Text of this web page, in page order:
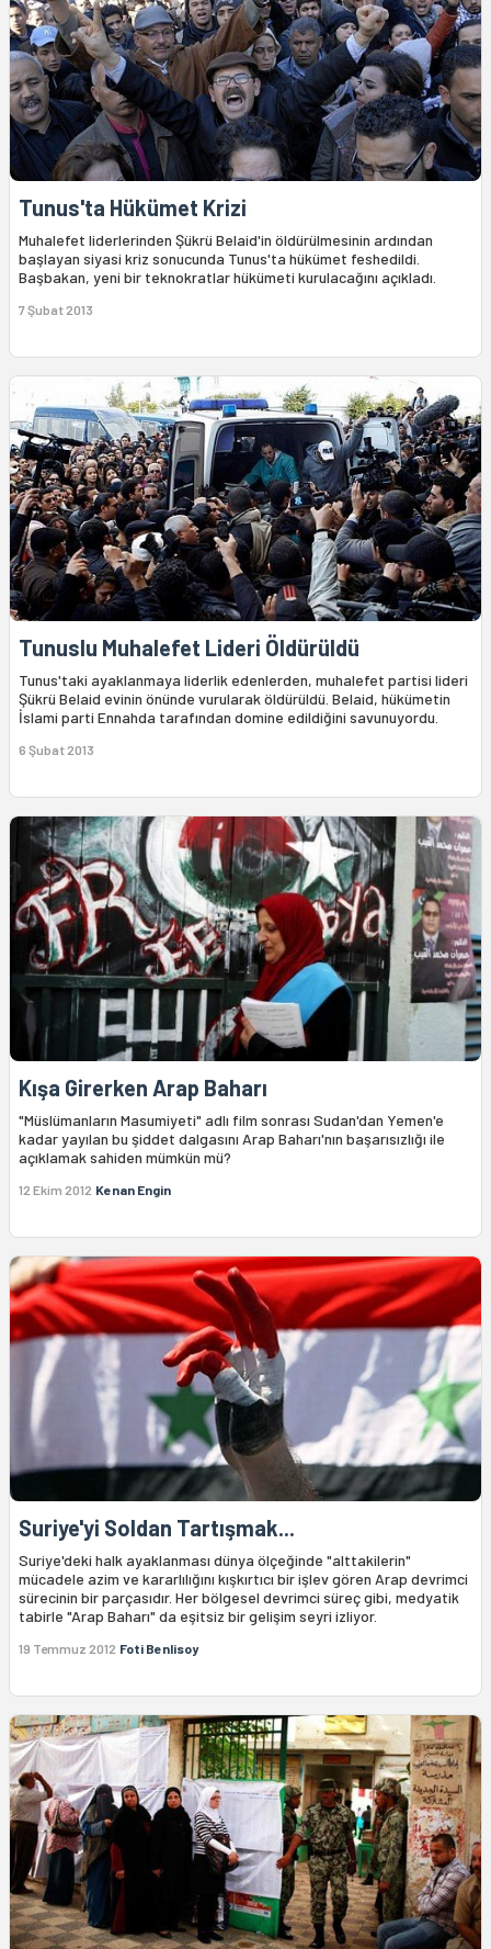
Tunus'ta Hükümet Krizi
Muhalefet liderlerinden Şükrü Belaid'in öldürülmesinin ardından
başlayan siyasi kriz sonucunda Tunus'ta hükümet feshedildi.
Başbakan, yeni bir teknokratlar hükümeti kurulacağını açıkladı.
7 Şubat 2013
Tunuslu Muhalefet Lideri Öldürüldü
Tunus'taki ayaklanmaya liderlik edenlerden, muhalefet partisi lideri
Şükrü Belaid evinin önünde vurularak öldürüldü. Belaid, hükümetin
İslami parti Ennahda tarafından domine edildiğini savunuyordu.
6 Şubat 2013
Kışa Girerken Arap Baharı
"Müslümanların Masumiyeti" adlı film sonrası Sudan'dan Yemen'e
kadar yayılan bu şiddet dalgasını Arap Baharı'nın başarısızlığı ile
açıklamak sahiden mümkün mü?
12 Ekim 2012 Kenan Engin
Suriye'yi Soldan Tartışmak...
Suriye'deki halk ayaklanması dünya ölçeğinde "alttakilerin"
mücadele azim ve kararlılığını kışkırtıcı bir işlev gören Arap devrimci
sürecinin bir parçasıdır. Her bölgesel devrimci süreç gibi, medyatik
tabirle "Arap Baharı" da eşitsiz bir gelişim seyri izliyor.
19 Temmuz 2012 Foti Benlisoy